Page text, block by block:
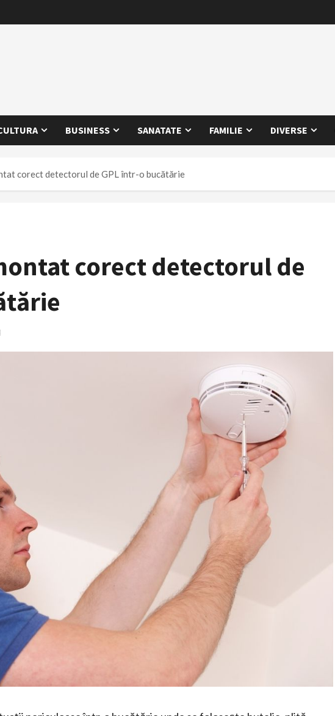
BUSINESS SANATATE FAMILIE DIVERSE
corect detectorul de GPL într-o bucătărie
corect detectorul de